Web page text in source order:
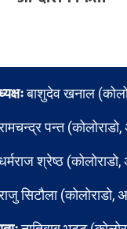
बाशुदेव खनाल
पन्त
श्रेष्ठ
सिटौला (कोलोराडो,